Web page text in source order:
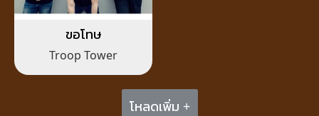
ขอโทษ
Troop Tower
โหลดเพิ่ม +